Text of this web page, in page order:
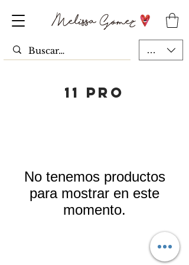
MXN ($)
11 PRO
No tenemos productos
para mostrar en este
momento.